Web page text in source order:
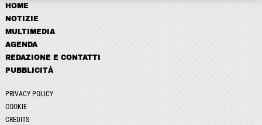
HOME
NOTIZIE
MULTIMEDIA
AGENDA
REDAZIONE E CONTATTI
PUBBLICITÀ
PRIVACY POLICY
COOKIE
CREDITS